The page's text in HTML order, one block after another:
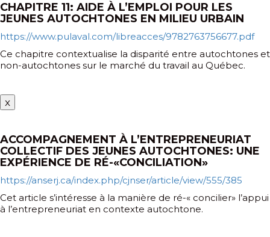
CHAPITRE 11: AIDE À L’EMPLOI POUR LES
JEUNES AUTOCHTONES EN MILIEU URBAIN
https://www.pulaval.com/libreacces/9782763756677.pdf
Ce chapitre contextualise la disparité entre autochtones et
non-autochtones sur le marché du travail au Québec.
x
ACCOMPAGNEMENT À L’ENTREPRENEURIAT
COLLECTIF DES JEUNES AUTOCHTONES: UNE
EXPÉRIENCE DE RÉ-«CONCILIATION»
https://anserj.ca/index.php/cjnser/article/view/555/385
Cet article s’intéresse à la manière de ré-« concilier» l’appui
à l’entrepreneuriat en contexte autochtone.